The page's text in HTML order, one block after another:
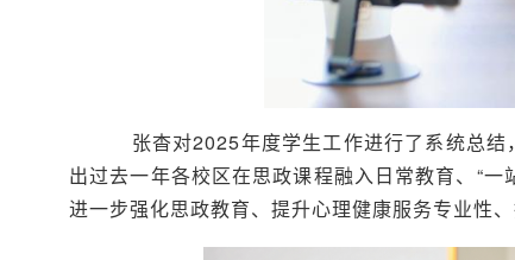
张杳对2025年度学生工作进行了系统总结
出过去一年各校区在思政课程融入日常教育、“
进一步强化思政教育、提升心理健康服务专业性